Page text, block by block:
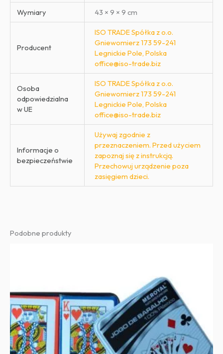
Wymiary 43 × 9 × 9 cm
Producent
ISO TRADE Spółka z o.o.
Gniewomierz 173 59-241
Legnickie Pole, Polska
office@iso-trade.biz
Osoba
odpowiedzialna
w UE
ISO TRADE Spółka z o.o.
Gniewomierz 173 59-241
Legnickie Pole, Polska
office@iso-trade.biz
Informacje o
bezpieczeństwie
Używaj zgodnie z
przeznaczeniem. Przed użyciem
zapoznaj się z instrukcją.
Przechowuj urządzenie poza
zasięgiem dzieci.
Podobne produkty